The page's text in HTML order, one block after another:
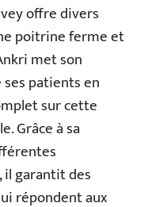
offre divers
poitrine ferme et
met son
patients en
sur cette
Grâce à sa
garantit des
répondent aux